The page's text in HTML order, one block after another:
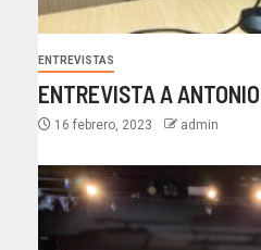
ENTREVISTAS
ENTREVISTA A
16 febrero, 2023 admin